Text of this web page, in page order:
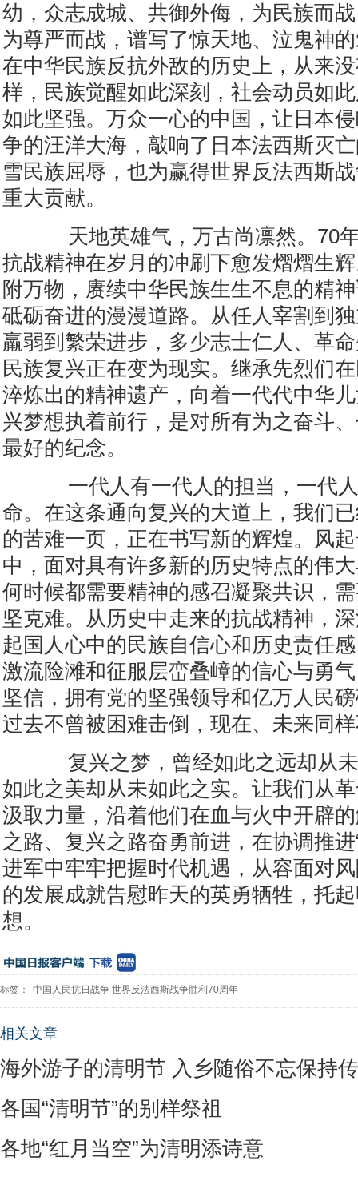
幼，众志成城、共御外侮，为民族而
为尊严而战，谱写了惊天地、泣鬼神
在中华民族反抗外敌的历史上，从来
样，民族觉醒如此深刻，社会动员如
如此坚强。万众一心的中国，让日本
争的汪洋大海，敲响了日本法西斯灭
雪民族屈辱，也为赢得世界反法西斯
重大贡献。
天地英雄气，万古尚凛然。70
抗战精神在岁月的冲刷下愈发熠熠生
附万物，赓续中华民族生生不息的精
砥砺奋进的漫漫道路。从任人宰割到
羸弱到繁荣进步，多少志士仁人、革
民族复兴正在变为现实。继承先烈们
淬炼出的精神遗产，向着一代代中华
兴梦想执着前行，是对所有为之奋斗
最好的纪念。
一代人有一代人的担当，一代人
命。在这条通向复兴的大道上，我们
的苦难一页，正在书写新的辉煌。风
中，面对具有许多新的历史特点的伟
何时候都需要精神的感召凝聚共识，
坚克难。从历史中走来的抗战精神，
起国人心中的民族自信心和历史责任
激流险滩和征服层峦叠嶂的信心与勇
坚信，拥有党的坚强领导和亿万人民
过去不曾被困难击倒，现在、未来同
复兴之梦，曾经如此之远却从未
如此之美却从未如此之实。让我们从
汲取力量，沿着他们在血与火中开辟
之路、复兴之路奋勇前进，在协调推
进军中牢牢把握时代机遇，从容面对
的发展成就告慰昨天的英勇牺牲，托
想。
标签： 中国人民抗日战争 世界反法西斯战争胜利70周年
相关文章
海外游子的清明节 入乡随俗不忘保持
各国“清明节”的别样祭祖
各地“红月当空”为清明添诗意